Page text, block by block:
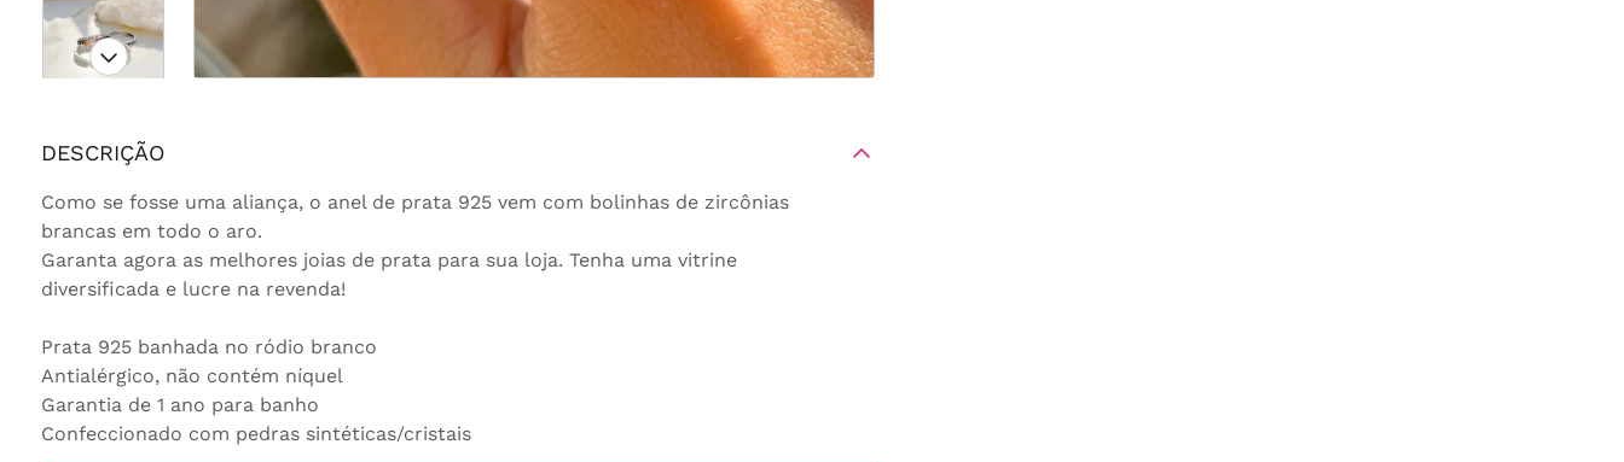
DESCRIÇÃO
Como se fosse uma aliança, o anel de prata 925 vem com bolinhas de zircônias
brancas em todo o aro.
Garanta agora as melhores joias de prata para sua loja. Tenha uma vitrine
diversificada e lucre na revenda!
Prata 925 banhada no ródio branco
Antialérgico, não contém níquel
Garantia de 1 ano para banho
Confeccionado com pedras sintéticas/cristais